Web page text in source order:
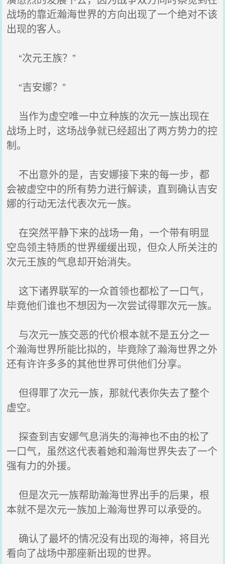
战场的靠近瀚海世界的方向出现了一个绝对不该
出现的客人。
“次元王族？”
“吉安娜？”
当作为虚空唯一中立种族的次元一族出现在
战场上时，这场战争就已经超出了两方势力的控
制。
不出意外的是，吉安娜接下来的每一步，都
会被虚空中的所有势力进行解读，直到确认吉安
娜的行动无法代表次元一族。
在突然平静下来的战场一角，一个带有明显
空岛领主特质的世界缓缓出现，但众人所关注的
次元王族的气息却开始消失。
这下诸界联军的一众首领也都松了一口气，
毕竟他们谁也不想因为一次尝试得罪次元一族。
与次元一族交恶的代价根本就不是五分之一
个瀚海世界所能比拟的，毕竟除了瀚海世界之外
还有许许多多的其他世界可供他们分享。
但得罪了次元一族，那就代表你失去了整个
虚空。
探查到吉安娜气息消失的海神也不由的松了
一口气，虽然这代表着她和瀚海世界失去了一个
强有力的外援。
但是次元一族帮助瀚海世界出手的后果，根
本就不是次元一族加上瀚海世界可以承受的。
确认了最坏的情况没有出现的海神，将目光
看向了战场中那座新出现的世界。